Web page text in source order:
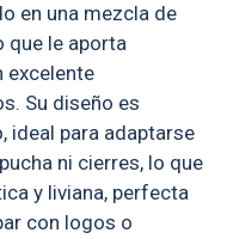
en una mezcla de
que le aporta
excelente
Su diseño es
ideal para adaptarse
ni cierres, lo que
y liviana, perfecta
con logos o